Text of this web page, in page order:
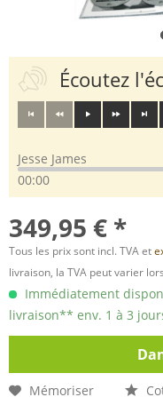
Écoutez
Jesse James
00:00
349,95 € *
Tous les prix sont incl. TVA et
livraison, la TVA peut varier
Immédiatement
livraison** env. 1 à 3
Mémoriser